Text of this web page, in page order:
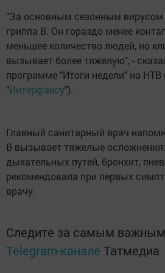
"За основным сезонным вирусом
гриппа В. Он гораздо менее
меньшее количество людей, но
вызывает более тяжелую", -
программе "Итоги недели" на НТВ
"Интерфаксу").
Главный санитарный врач
В вызывает тяжелые
дыхательных путей, бронхит,
рекомендовала при первых
врачу.
Следите за самым
Telegram-канале Татмедиа